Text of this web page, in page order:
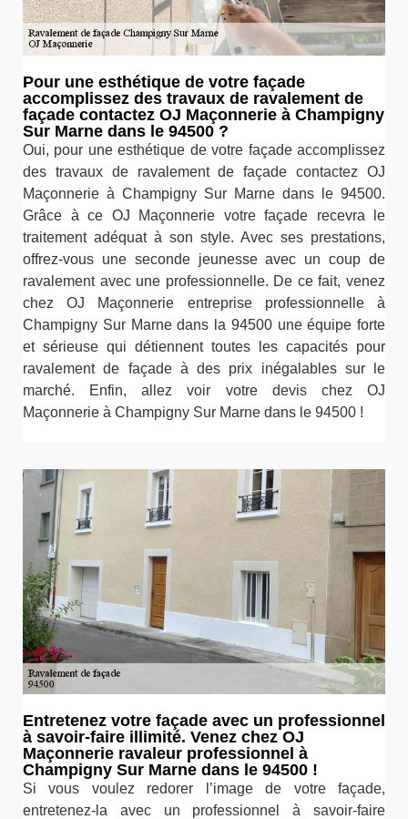
Pour une esthétique de votre façade
accomplissez des travaux de ravalement de
façade contactez OJ Maçonnerie à Champigny
Sur Marne dans le 94500 ?
Oui, pour une esthétique de votre façade accomplissez
des travaux de ravalement de façade contactez OJ
Maçonnerie à Champigny Sur Marne dans le 94500.
Grâce à ce OJ Maçonnerie votre façade recevra le
traitement adéquat à son style. Avec ses prestations,
offrez-vous une seconde jeunesse avec un coup de
ravalement avec une professionnelle. De ce fait, venez
chez OJ Maçonnerie entreprise professionnelle à
Champigny Sur Marne dans la 94500 une équipe forte
et sérieuse qui détiennent toutes les capacités pour
ravalement de façade à des prix inégalables sur le
marché. Enfin, allez voir votre devis chez OJ
Maçonnerie à Champigny Sur Marne dans le 94500 !
Entretenez votre façade avec un professionnel
à savoir-faire illimité. Venez chez OJ
Maçonnerie ravaleur professionnel à
Champigny Sur Marne dans le 94500 !
Si vous voulez redorer l’image de votre façade,
entretenez-la avec un professionnel à savoir-faire